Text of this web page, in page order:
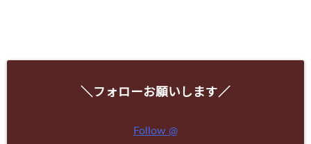
＼フォローお願いします／
Follow @